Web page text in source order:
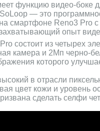
функцию видео-боке
— это
смартфоне Reno3 Pro
опыт
состоит из четырех
камера и 2Мп черно-
которого
в отрасли
цвет кожи и уровень
сделать селфи